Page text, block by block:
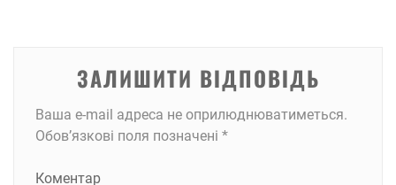
ЗАЛИШИТИ ВІДПОВІДЬ
Ваша e-mail адреса не оприлюднюватиметься.
Обов’язкові поля позначені *
Коментар